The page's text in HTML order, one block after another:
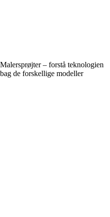
Malersprøjter – forstå teknologien
bag de forskellige modeller